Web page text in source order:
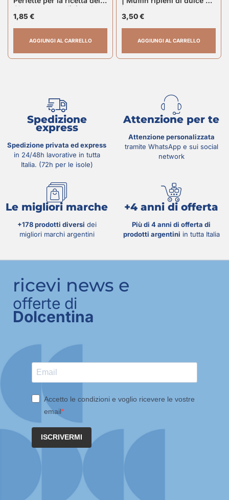
Chocotorta tradizionale
1,85 €
AGGIUNGI AL CARRELLO
leche
3,50€
AGGIUNGI AL CARRELLO
Spedizione
express
Spedizione privata ed express
in 24/48h lavorative in tutta
Italia. (72h per le isole)
Attenzione per te
Attenzione personalizzata
tramite WhatsApp e sui social
network
Le migliori marche
+178 prodotti diversi dei
migliori marchi argentini
+4 anni di offerta
Più di 4 anni di offerta di
prodotti argentini in tutta Italia
ricevi news e
offerte di
Dolcentina
Accetto le condizioni e voglio ricevere le vostre
email
ISCRIVERMI